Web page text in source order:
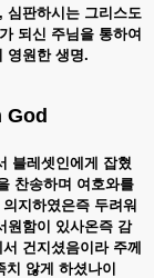
심판하시는 그리스도
되신 주님을 통하여
영원한 생명.
God
블레셋인에게 잡혔
찬송하며 여호와를
의지하였은즉 두려워
원함이 있사온즉 감
건지셨음이라 주께
치 않게 하셨나이